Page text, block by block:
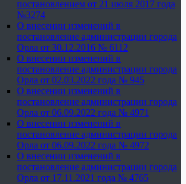
постановлением от 21 июля 2017 года
№3274
О внесении изменений в
постановление администрации города
Орла от 30.12.2016 № 6112
О внесении изменений в
постановление администрации города
Орла от 02.03.2022 года № 945
О внесении изменений в
постановление администрации города
Орла от 06.09.2022 года № 4971
О внесении изменений в
постановление администрации города
Орла от 06.09.2022 года № 4972
О внесении изменений в
постановление администрации города
Орла от 17.11.2021 года № 4765